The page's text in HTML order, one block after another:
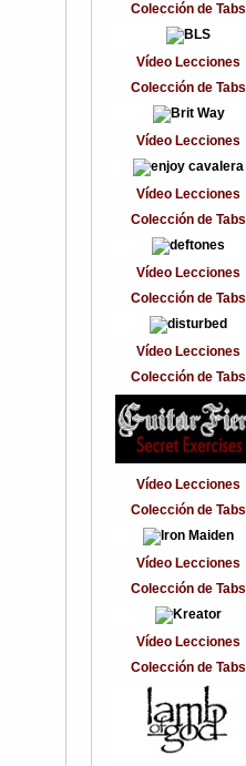
Colección de Tabs
Vídeo Lecciones
Colección de Tabs
Vídeo Lecciones
Vídeo Lecciones
Colección de Tabs
Vídeo Lecciones
Colección de Tabs
Vídeo Lecciones
Colección de Tabs
Vídeo Lecciones
Colección de Tabs
Vídeo Lecciones
Colección de Tabs
Vídeo Lecciones
Colección de Tabs